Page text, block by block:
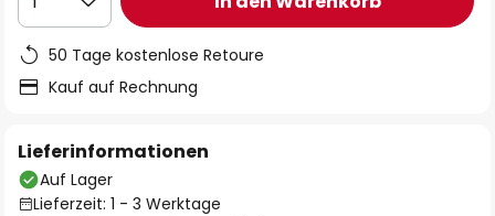
50 Tage kostenlose Retoure
Kauf auf Rechnung
Lieferinformationen
Auf Lager
Lieferzeit: 1 - 3 Werktage